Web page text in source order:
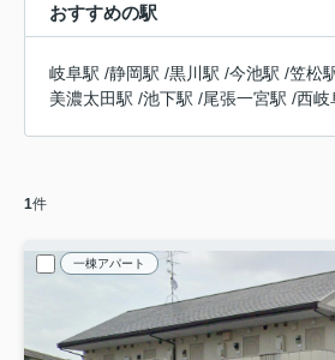
おすすめの駅
岐阜駅 /静岡駅 /黒川駅 /今池駅 /笠松
美濃太田駅 /池下駅 /尾張一宮駅 /西岐
1件
一棟アパート